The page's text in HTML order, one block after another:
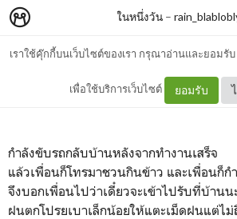
เราใช้คุ๊กกี้บนเว็บไซต์ของเรา กรุณาอ่านและยอมรับ
เพื่อใช้บริการเว็บไซต์ ยอมรับ
ในหนึ่งวัน–
เล่าความฝันให้เ
กำลังขับรถกลับบ้านหลังจากทำงานเสร็จ
แล้วเพื่อนก็โทรมาชวนกินข้าว และเพื่อนก็
จึงบอกเพื่อนไปว่าเดี๋ยวจะเข้าไปรับที่บ้านน
ฝนตกโปรยเบาเล็กน้อยให้แตะเม็ดฝนแต่ไม่